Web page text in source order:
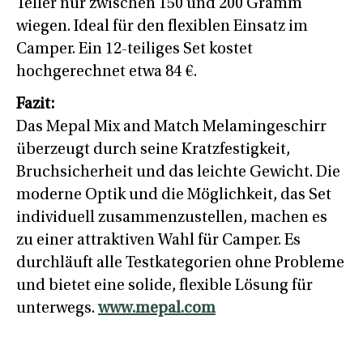
Teller nur zwischen 150 und 200 Gramm
wiegen. Ideal für den flexiblen Einsatz im
Camper. Ein 12-teiliges Set kostet
hochgerechnet etwa 84 €.
Fazit:
Das Mepal Mix and Match Melamingeschirr
überzeugt durch seine Kratzfestigkeit,
Bruchsicherheit und das leichte Gewicht. Die
moderne Optik und die Möglichkeit, das Set
individuell zusammenzustellen, machen es
zu einer attraktiven Wahl für Camper. Es
durchläuft alle Testkategorien ohne Probleme
und bietet eine solide, flexible Lösung für
unterwegs.www.mepal.com